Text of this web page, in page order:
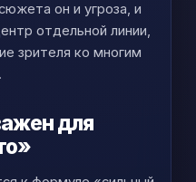
он и угроза, и
отдельной линии,
зрителя ко многим
для